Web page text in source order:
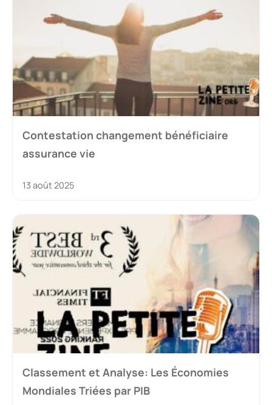
Contestation changement bénéficiaire
assurance vie
13 août 2025
Classement et Analyse: Les Économies
Mondiales Triées par PIB